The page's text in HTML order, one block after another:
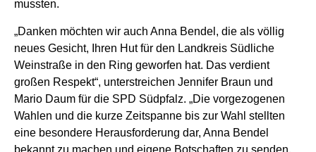
mussten.
„Danken möchten wir auch Anna Bendel, die als völlig
neues Gesicht, Ihren Hut für den Landkreis Südliche
Weinstraße in den Ring geworfen hat. Das verdient
großen Respekt“, unterstreichen Jennifer Braun und
Mario Daum für die SPD Südpfalz. „Die vorgezogenen
Wahlen und die kurze Zeitspanne bis zur Wahl stellten
eine besondere Herausforderung dar, Anna Bendel
bekannt zu machen und eigene Botschaften zu senden.